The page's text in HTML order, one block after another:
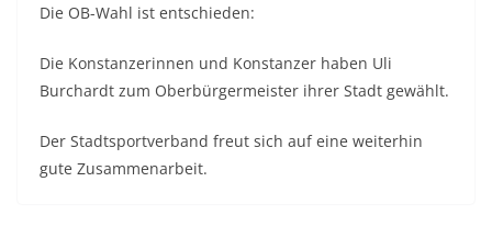
Die OB-Wahl ist entschieden:
Die Konstanzerinnen und Konstanzer haben Uli
Burchardt zum Oberbürgermeister ihrer Stadt gewählt.
Der Stadtsportverband freut sich auf eine weiterhin
gute Zusammenarbeit.